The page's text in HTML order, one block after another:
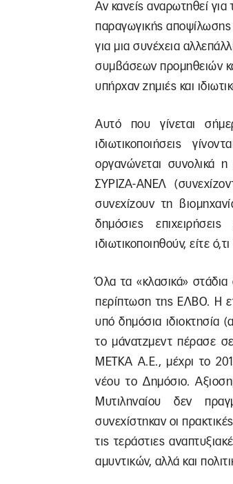
Αν κανείς αναρωτηθεί
παραγωγικής αποψίλωσης
για μια συνέχεια
συμβάσεων προμηθειών
υπήρχαν ζημιές και
Αυτό που γίνεται
ιδιωτικοποιήσεις
οργανώνεται συνολικά
ΣΥΡΙΖΑ-ΑΝΕΛ
συνεχίζουν τη
δημόσιες
ιδιωτικοποιηθούν, είτε
Όλα τα «κλασικά»
περίπτωση της ΕΛΒΟ. Η
υπό δημόσια ιδιοκτησία
το μάνατζμεντ πέρασε
ΜΕΤΚΑ Α.Ε., μέχρι το
νέου το Δημόσιο.
Μυτιληναίου δεν
συνεχίστηκαν οι
τις τεράστιες
αμυντικών, αλλά και